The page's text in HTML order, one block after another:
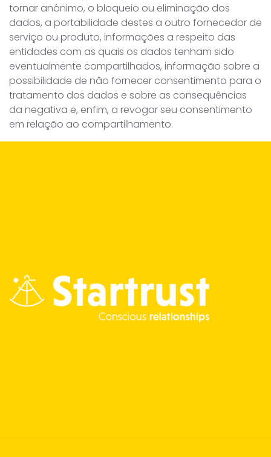
tornar anônimo, o bloqueio ou eliminação dos
dados, a portabilidade destes a outro fornecedor de
serviço ou produto, informações a respeito das
entidades com as quais os dados tenham sido
eventualmente compartilhados, informação sobre a
possibilidade de não fornecer consentimento para o
tratamento dos dados e sobre as consequências
da negativa e, enfim, a revogar seu consentimento
em relação ao compartilhamento.